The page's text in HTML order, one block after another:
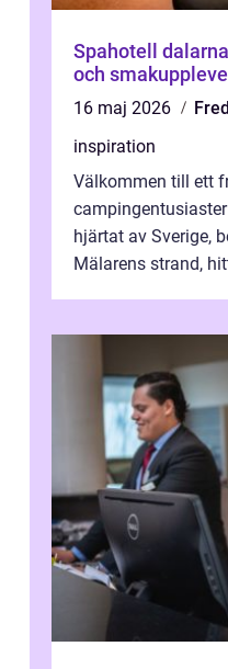
Spahotell dalarna avkoppling, natur
och
16 maj 2026
inspiration
Välkommen till ett
hjärtat av Sverige,
Mälarens strand,